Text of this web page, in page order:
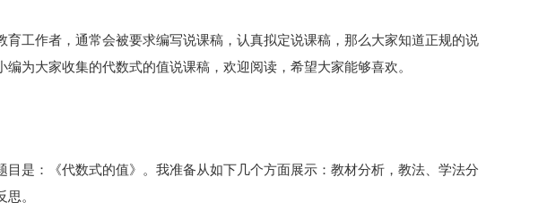
育工作者，通常会被要求编写说课稿，认真拟定说课稿，那么大家知道正规的说
为大家收集的代数式的值说课稿，欢迎阅读，希望大家能够喜欢。
目是：《代数式的值》。我准备从如下几个方面展示：教材分析，教法、学法分
。